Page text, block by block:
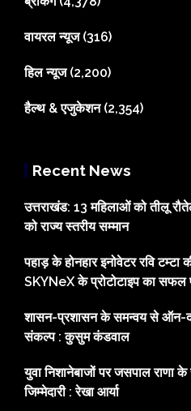
वायरल न्यूज(316)
हिल न्यूज(2,200)
हैल्थ & एजुकेशन(2,354)
Recent News
उत्तराखंड: 13 महिलाओं को तीलू
को राज्य स्तरीय सम्मान
पहाड़ के होनहार इनोवेटर रवि
SKYNeX के प्रोटोटाइप का सफल
शासन-प्रशासन के समन्वय से ऑन-द-
संकल्प : कुसुम कंडवाल
युवा निशानेबाजों पर जसपाल राणा
जिम्मेदारी : रेखा आर्या